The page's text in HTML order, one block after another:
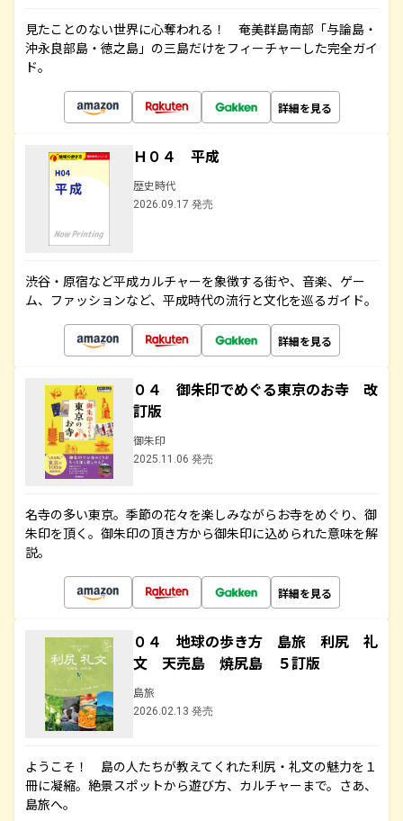
見たことのない世界に心奪われる！ 奄美群島南部「与論島・
沖永良部島・徳之島」の三島だけをフィーチャーした完全ガイ
ド。
詳細を見る
Ｈ０４ 平成
歴史時代
2026.09.17 発売
渋谷・原宿など平成カルチャーを象徴する街や、音楽、ゲー
ム、ファッションなど、平成時代の流行と文化を巡るガイド。
詳細を見る
０４ 御朱印でめぐる東京のお寺 改
訂版
御朱印
2025.11.06 発売
名寺の多い東京。季節の花々を楽しみながらお寺をめぐり、御
朱印を頂く。御朱印の頂き方から御朱印に込められた意味を解
説。
詳細を見る
０４ 地球の歩き方 島旅 利尻 礼
文 天売島 焼尻島 ５訂版
島旅
2026.02.13 発売
ようこそ！ 島の人たちが教えてくれた利尻・礼文の魅力を１
冊に凝縮。絶景スポットから遊び方、カルチャーまで。さあ、
島旅へ。